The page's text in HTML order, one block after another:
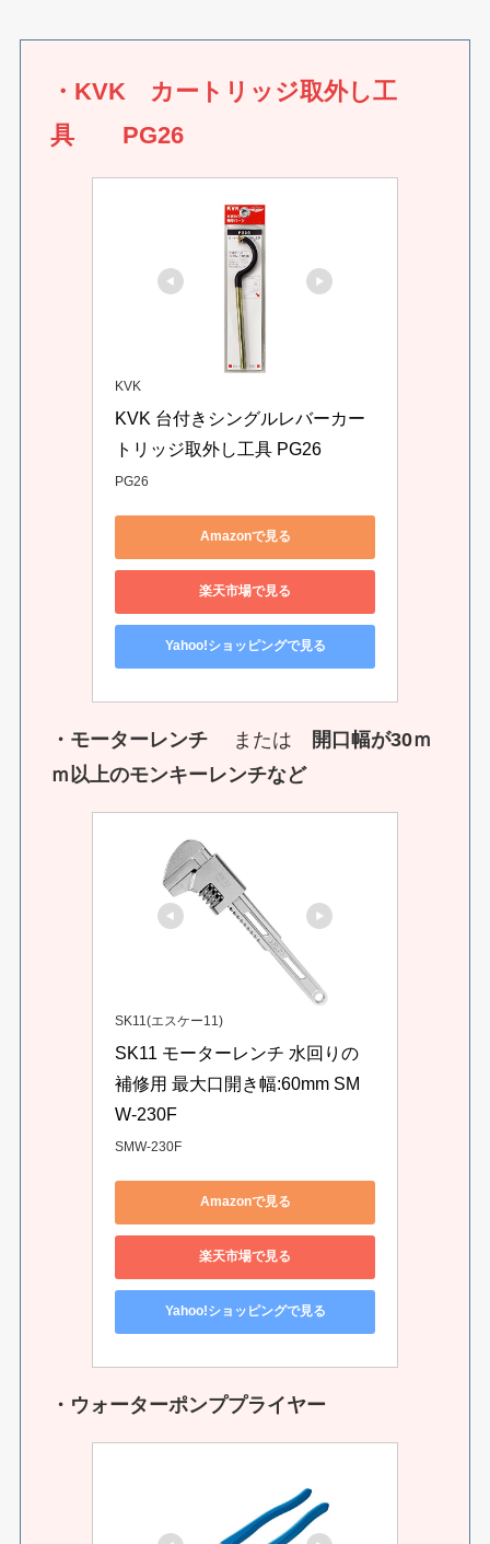
・ KVK カートリッジ取外し工
具 PG26
KVK
KVK 台付きシングルレバーカー
トリッジ取外し工具 PG26
PG26
Amazonで見る
楽天市場で見る
Yahoo!ショッピングで見る
・モーターレンチまたは
開口幅が30ｍ
ｍ以上のモンキーレンチなど
SK11(エスケー11)
SK11 モーターレンチ 水回りの
補修用 最大口開き幅:60mm SM
W-230F
SMW-230F
Amazonで見る
楽天市場で見る
Yahoo!ショッピングで見る
・ウォーターポンププライヤー